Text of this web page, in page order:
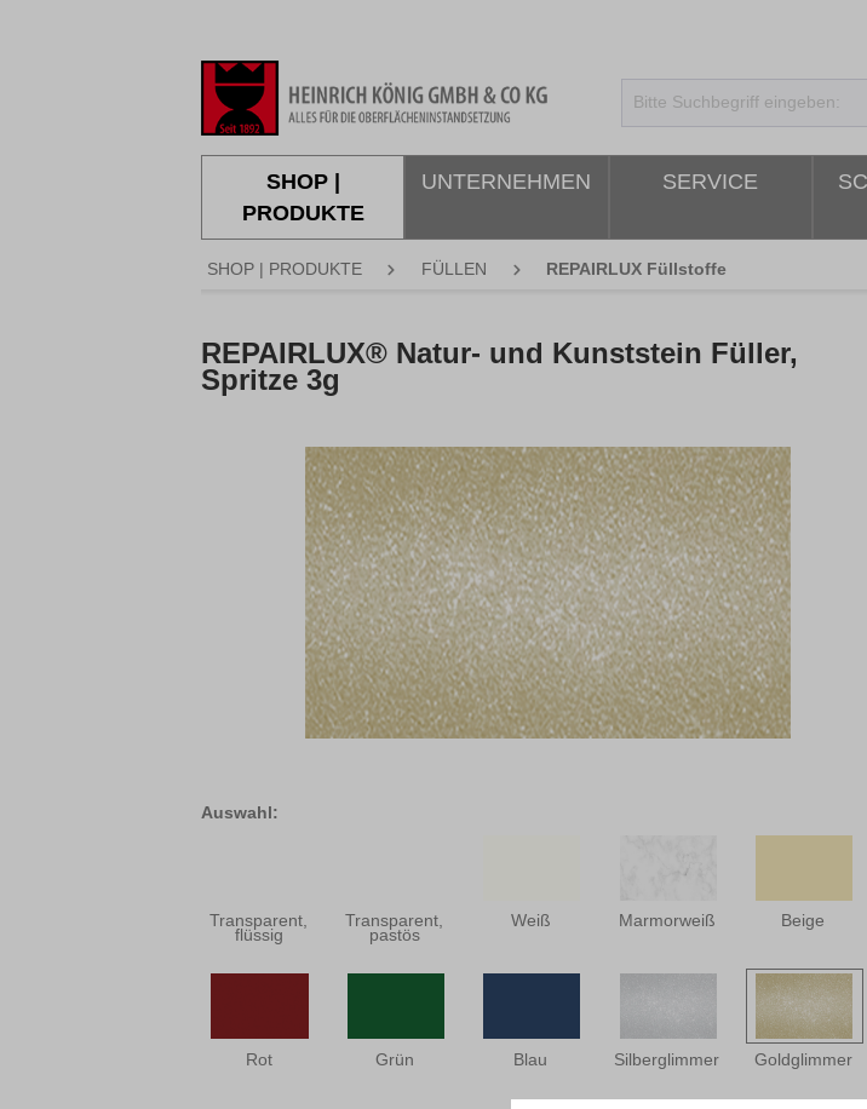
SHOP |
PRODUKTE
UNTERNEHMEN SERVICE
SHOP | PRODUKTE FÜLLEN REPAIRLUX Füllstoffe
REPAIRLUX® Natur- und Kunststein Füller,
Spritze 3g
Auswahl:
Transparent,
flüssig
Transparent,
pastös
Weiß Marmorweiß Beige
Rot Grün Blau Silberglimmer Goldglimmer